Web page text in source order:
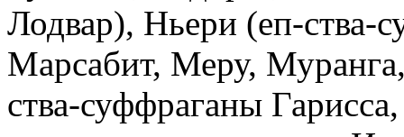
Лодвар), Ньери (еп-ства-
Марсабит, Меру,
ства-суффраганы